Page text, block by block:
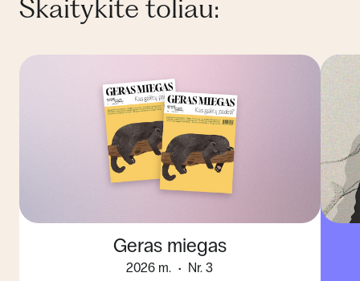
Skaitykite toliau:
Geras miegas
2026 m. Nr. 3